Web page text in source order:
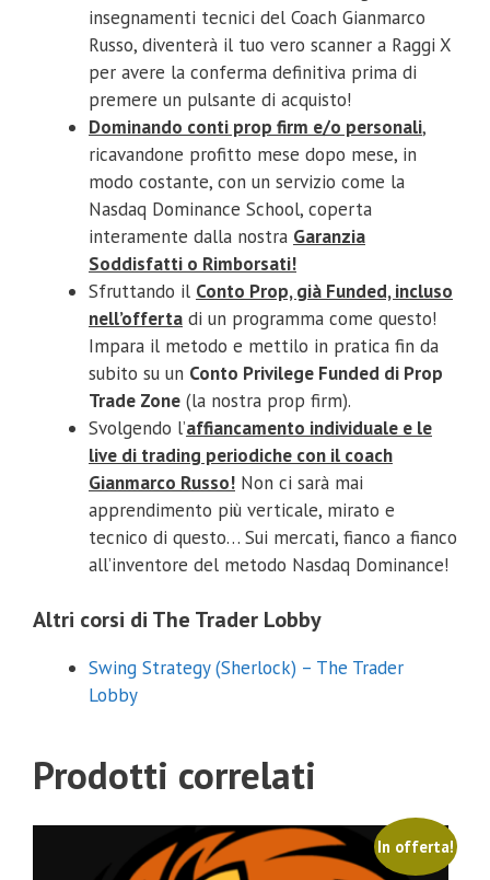
insegnamenti tecnici del Coach Gianmarco
Russo, diventerà il tuo vero scanner a Raggi X
per avere la conferma definitiva prima di
premere un pulsante di acquisto!
Dominando conti prop firm e/o personali,
ricavandone profitto mese dopo mese, in
modo costante, con un servizio come la
Nasdaq Dominance School, coperta
interamente dalla nostra Garanzia
Soddisfatti o Rimborsati!
Sfruttando il Conto Prop, già Funded, incluso
nell’offerta di un programma come questo!
Impara il metodo e mettilo in pratica fin da
subito su un Conto Privilege Funded di Prop
Trade Zone (la nostra prop firm).
Svolgendo l’affiancamento individuale e le
live di trading periodiche con il coach
Gianmarco Russo! Non ci sarà mai
apprendimento più verticale, mirato e
tecnico di questo… Sui mercati, fianco a fianco
all’inventore del metodo Nasdaq Dominance!
Altri corsi di The Trader Lobby
Swing Strategy (Sherlock) – The Trader
Lobby
Prodotti correlati
In offerta!